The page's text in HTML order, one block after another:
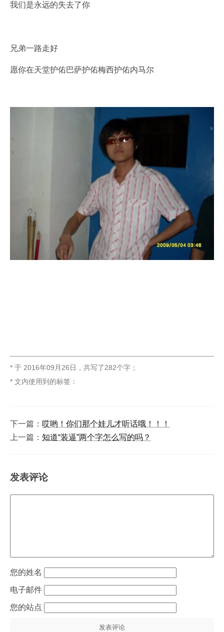
我们是永远的失去了你
兄弟一路走好
愿你在天堂护佑巴萨护佑梅西护佑内马尔
* 于 2016年09月26日 ， 共写了282个字 ；
* 文内使用到的标签：
下一篇： 哎哟！你们那个娃儿才听话哦！！！
上一篇： 知道“装逼”两个字怎么写的吗？
发表评论
姓名
电子邮件
站点